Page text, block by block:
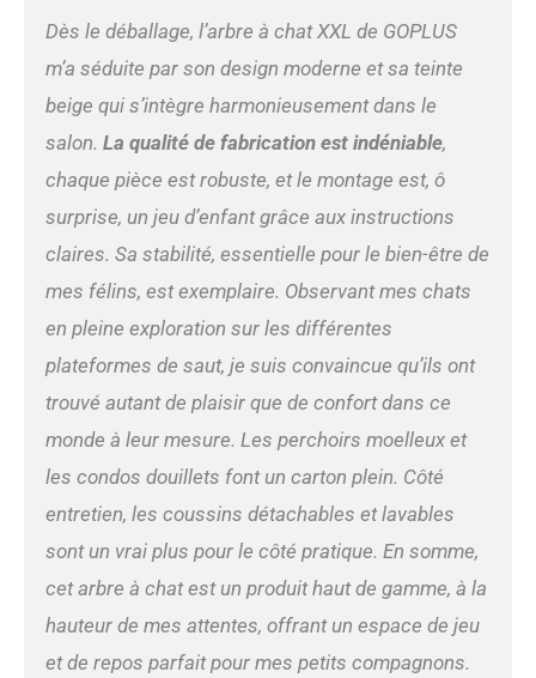
du plateau inférieur, chaque
niveau est équipé de
un lit pour chat de 6,5cm
d'épaisseur, permettant aux
confort. Les coussins sont
détachables, lavables à la
assurant un entretien
pratique. Satisfaire l'instinct
en sisal entièrement
enveloppés (diamètre 3,5"/9
l'usure et solides,
satisfaisant complètement
l'instinct de grattage des
chats et protégeant les
meubles des dommages. De
plus, les housses en sisal
protègent bien les griffes.
Détails attentionnés : Le
support d'escalade pour
chat est de style moderne et
complète votre intérieur.
Dès le déballage, l’arbre à chat XXL de GOPLUS
m’a séduite par son design moderne et sa teinte
beige qui s’intègre harmonieusement dans le
salon. La qualité de fabrication est indéniable,
chaque pièce est robuste, et le montage est, ô
surprise, un jeu d’enfant grâce aux instructions
claires. Sa stabilité, essentielle pour le bien-être de
mes félins, est exemplaire. Observant mes chats
en pleine exploration sur les différentes
plateformes de saut, je suis convaincue qu’ils ont
trouvé autant de plaisir que de confort dans ce
monde à leur mesure. Les perchoirs moelleux et
les condos douillets font un carton plein. Côté
entretien, les coussins détachables et lavables
sont un vrai plus pour le côté pratique. En somme,
cet arbre à chat est un produit haut de gamme, à la
hauteur de mes attentes, offrant un espace de jeu
et de repos parfait pour mes petits compagnons.